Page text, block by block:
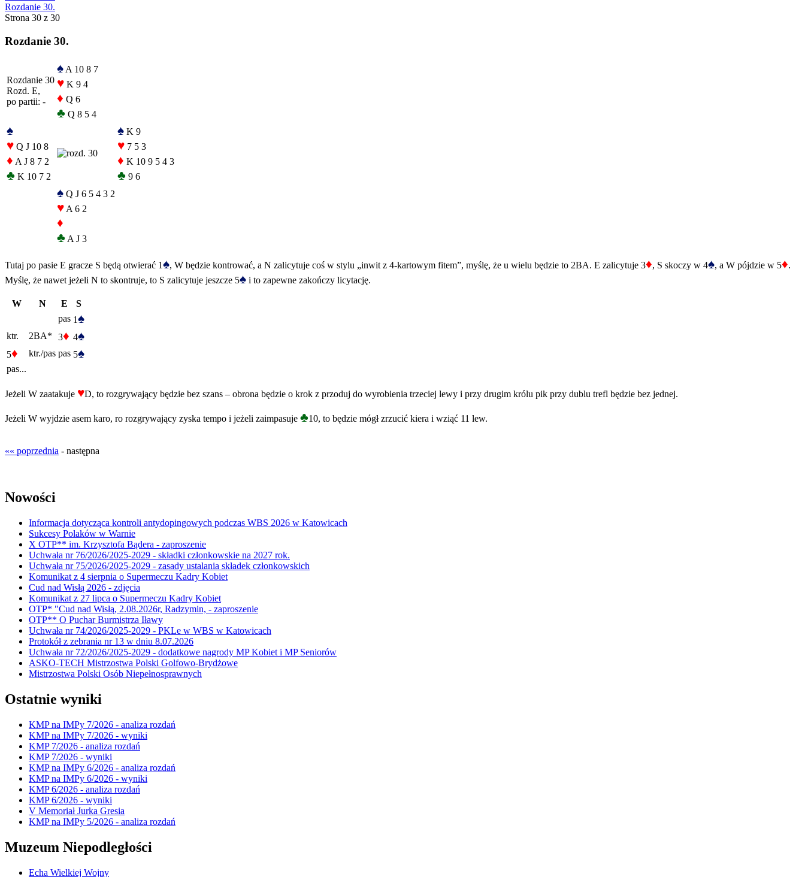
Rozdanie 30.
Strona 30 z 30
Rozdanie 30.
Rozdanie 30
Rozd. E,
po partii: -
♠ A 10 8 7
♥ K 9 4
♦ Q 6
♣ Q 8 5 4
♠
♥ Q J 10 8
♦ A J 8 7 2
♣ K 10 7 2
♠ K 9
♥ 7 5 3
♦ K 10 9 5 4 3
♣ 9 6
♠ Q J 6 5 4 3 2
♥ A 6 2
♦
♣ A J 3
Tutaj po pasie E gracze S będą otwierać 1♠, W będzie kontrować, a N zalicytuje coś w stylu „inwit z 4-kartowym fitem”, myślę, że u wielu będzie to 2BA. E zalicytuje 3♦, S skoczy w 4♠, a W pójdzie w 5♦.
Myślę, że nawet jeżeli N to skontruje, to S zalicytuje jeszcze 5♠ i to zapewne zakończy licytację.
W N E
S
pas 1♠
ktr. 2BA* 3♦ 4♠
5♦ ktr./pas pas 5♠
pas...
Jeżeli W zaatakuje ♥D, to rozgrywający będzie bez szans – obrona będzie o krok z przoduj do wyrobienia trzeciej lewy i przy drugim królu pik przy dublu trefl będzie bez jednej.
Jeżeli W wyjdzie asem karo, ro rozgrywający zyska tempo i jeżeli zaimpasuje ♣10, to będzie mógł zrzucić kiera i wziąć 11 lew.
«« poprzednia - następna
Nowości
Informacja dotycząca kontroli antydopingowych podczas WBS 2026 w Katowicach
Sukcesy Polaków w Warnie
X OTP** im. Krzysztofa Bądera - zaproszenie
Uchwała nr 76/2026/2025-2029 - składki członkowskie na 2027 rok.
Uchwała nr 75/2026/2025-2029 - zasady ustalania składek członkowskich
Komunikat z 4 sierpnia o Supermeczu Kadry Kobiet
Cud nad Wisłą 2026 - zdjęcia
Komunikat z 27 lipca o Supermeczu Kadry Kobiet
OTP* "Cud nad Wisłą, 2.08.2026r, Radzymin, - zaproszenie
OTP** O Puchar Burmistrza Iławy
Uchwała nr 74/2026/2025-2029 - PKLe w WBS w Katowicach
Protokół z zebrania nr 13 w dniu 8.07.2026
Uchwała nr 72/2026/2025-2029 - dodatkowe nagrody MP Kobiet i MP Seniorów
ASKO-TECH Mistrzostwa Polski Golfowo-Brydżowe
Mistrzostwa Polski Osób Niepełnosprawnych
Ostatnie wyniki
KMP na IMPy 7/2026 - analiza rozdań
KMP na IMPy 7/2026 - wyniki
KMP 7/2026 - analiza rozdań
KMP 7/2026 - wyniki
KMP na IMPy 6/2026 - analiza rozdań
KMP na IMPy 6/2026 - wyniki
KMP 6/2026 - analiza rozdań
KMP 6/2026 - wyniki
V Memoriał Jurka Gresia
KMP na IMPy 5/2026 - analiza rozdań
Muzeum Niepodległości
Echa Wielkiej Wojny